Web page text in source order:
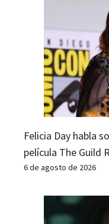
Felicia Day habla
película The Guild
6 de agosto de 2026